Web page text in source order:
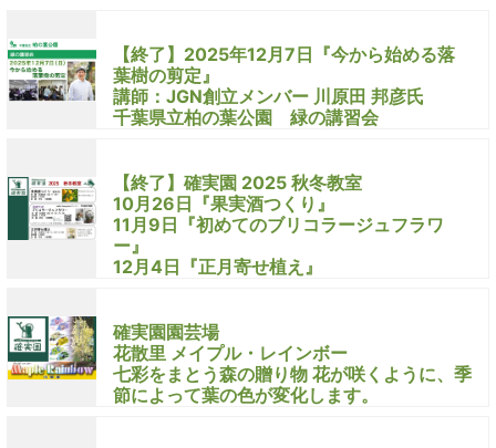
【終了】2025年12月7日『今から始める落
葉樹の剪定』
講師：JGN創立メンバー 川原田 邦彦氏
千葉県立柏の葉公園 緑の講習会
【終了】確実園 2025 秋冬教室
10月26日『果実酒つくり』
11月9日『初めてのブリコラージュフラワ
ー』
12月4日『正月寄せ植え』
確実園園芸場
花散里 メイプル・レインボー
七彩をまとう森の贈り物 花が咲くように、季
節によって葉の色が変化します。